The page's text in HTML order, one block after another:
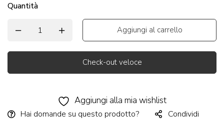
Quantità
Aggiungi al carrello
Check-out veloce
Aggiungi alla mia wishlist
Hai domande su questo prodotto? Condividi